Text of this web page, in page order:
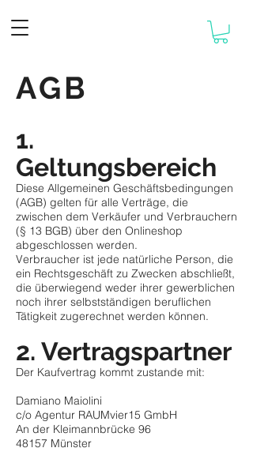
AGB
1.
Geltungsbereich
Diese Allgemeinen Geschäftsbedingungen
(AGB) gelten für alle Verträge, die
zwischen dem Verkäufer und Verbrauchern
(§ 13 BGB) über den Onlineshop
abgeschlossen werden.
Verbraucher ist jede natürliche Person, die
ein Rechtsgeschäft zu Zwecken abschließt,
die überwiegend weder ihrer gewerblichen
noch ihrer selbstständigen beruflichen
Tätigkeit zugerechnet werden können.
2. Vertragspartner
Der Kaufvertrag kommt zustande mit:
Damiano Maiolini
c/o Agentur RAUMvier15 GmbH
An der Kleimannbrücke 96
48157 Münster